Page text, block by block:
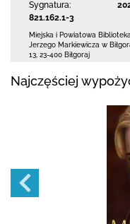
Sygnatura:
821.162.1-3
Miejska i Powiatowa
Jerzego Markiewicza w
13 23-400 Biłgoraj
Najczęściej